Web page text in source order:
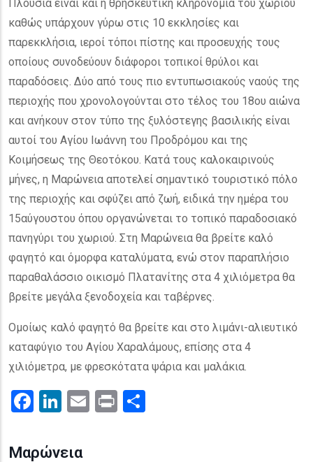
Πλούσια είναι και η θρησκευτική κληρονομιά του χωριού
καθώς υπάρχουν γύρω στις 10 εκκλησίες και
παρεκκλήσια, ιεροί τόποι πίστης και προσευχής τους
οποίους συνοδεύουν διάφοροι τοπικοί θρύλοι και
παραδόσεις. Δύο από τους πιο εντυπωσιακούς ναούς της
περιοχής που χρονολογούνται στο τέλος του 18ου αιώνα
και ανήκουν στον τύπο της ξυλόστεγης βασιλικής είναι
αυτοί του Αγίου Ιωάννη του Προδρόμου και της
Κοιμήσεως της Θεοτόκου. Κατά τους καλοκαιρινούς
μήνες, η Μαρώνεια αποτελεί σημαντικό τουριστικό πόλο
της περιοχής και σφύζει από ζωή, ειδικά την ημέρα του
15αύγουστου όπου οργανώνεται το τοπικό παραδοσιακό
πανηγύρι του χωριού. Στη Μαρώνεια θα βρείτε καλό
φαγητό και όμορφα καταλύματα, ενώ στον παραπλήσιο
παραθαλάσσιο οικισμό Πλατανίτης στα 4 χιλιόμετρα θα
βρείτε μεγάλα ξενοδοχεία και ταβέρνες.
Ομοίως καλό φαγητό θα βρείτε και στο λιμάνι-αλιευτικό
καταφύγιο του Αγίου Χαραλάμους, επίσης στα 4
χιλιόμετρα, με φρεσκότατα ψάρια και μαλάκια.
Facebook
LinkedIn
Email
Print
Μαρώνεια